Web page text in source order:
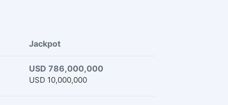
Jackpot
USD 786,000,000
USD 10,000,000